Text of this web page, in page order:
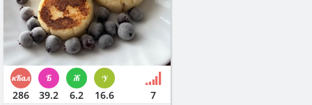
286 39.2 6.2 16.6 7